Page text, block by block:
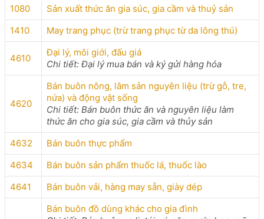
1080
Sản xuất thức ăn gia súc, gia cầm và thuỷ sản
1410
May trang phục (trừ trang phục từ da lông thú)
4610
Đại lý, môi giới, đấu giá
Chi tiết: Đại lý mua bán và ký gửi hàng hóa
4620
Bán buôn nông, lâm sản nguyên liệu (trừ gỗ, tre,
nứa) và động vật sống
Chi tiết: Bán buôn thức ăn và nguyên liệu làm
thức ăn cho gia súc, gia cầm và thủy sản
4632
Bán buôn thực phẩm
4634
Bán buôn sản phẩm thuốc lá, thuốc lào
4641
Bán buôn vải, hàng may sẵn, giày dép
Bán buôn đồ dùng khác cho gia đình